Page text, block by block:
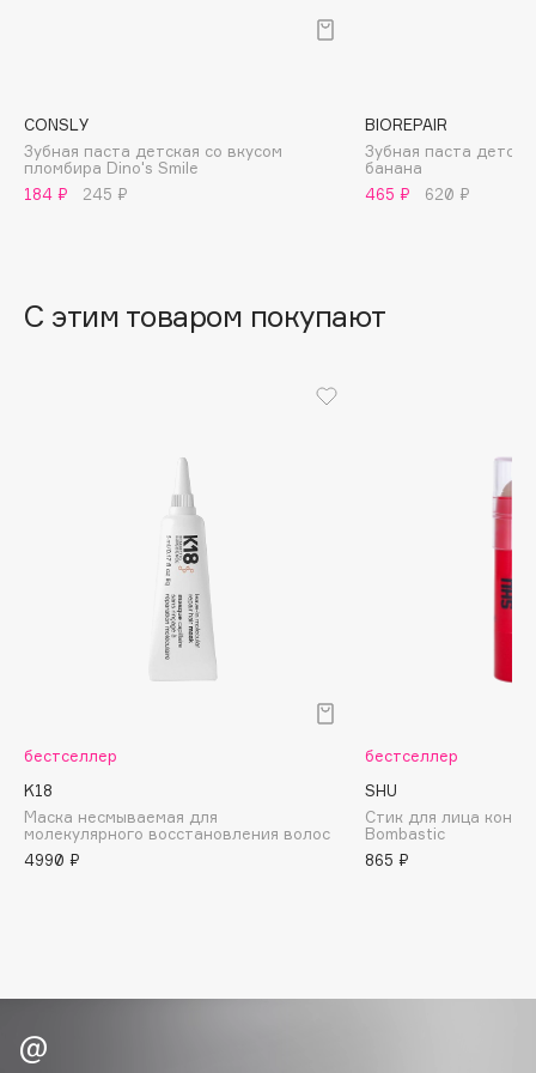
Balmain Hair Couture
Banderas
Basicare
Beauty Pati
BORK
Brunello Cucinelli
CONSLY
Зубная паста детская со вкусом
пломбира Dino's Smile
184 ₽
245 ₽
BIOREPAIR
Зубная паста
банана
465 ₽
620 ₽
С этим товаром покупают
бестселлер
K18
Маска несмываемая для
молекулярного восстановления волос
4990 ₽
бестселлер
SHU
Стик для лица
Bombastic
865 ₽